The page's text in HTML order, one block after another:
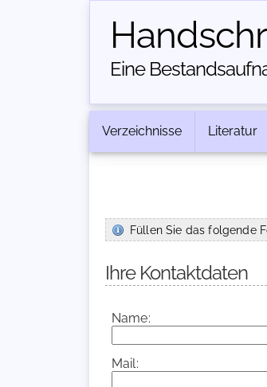
Eine
Verzeichnisse Literatur
Füllen Sie das folgende
Ihre Kontaktdaten
Name:
Mail: